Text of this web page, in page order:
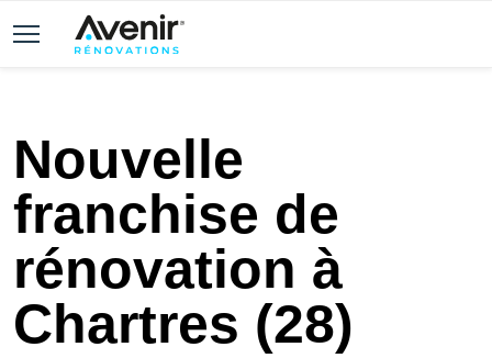
Nouvelle
franchise de
rénovation à
Chartres (28)